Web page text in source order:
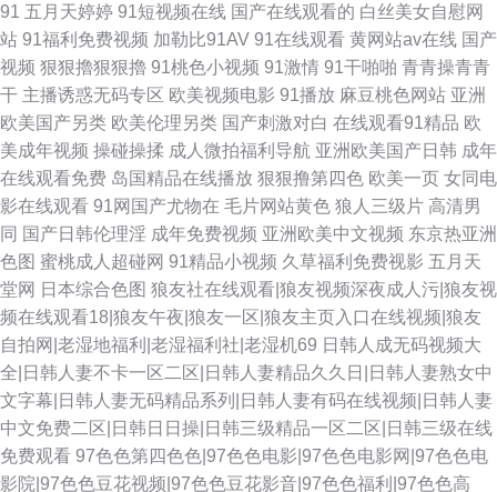
91 五月天婷婷 91短视频在线 国产在线观看的 白丝美女自慰网
站 91福利免费视频 加勒比91AV 91在线观看 黄网站av在线 国产
视频 狠狠擼狠狠擼 91桃色小视频 91激情 91干啪啪 青青操青青
干 主播诱惑无码专区 欧美视频电影 91播放 麻豆桃色网站 亚洲
欧美国产另类 欧美伦理另类 国产刺激对白 在线观看91精品 欧
美成年视频 操碰操揉 成人微拍福利导航 亚洲欧美国产日韩 成年
在线观看免费 岛国精品在线播放 狠狠撸第四色 欧美一页 女同电
影在线观看 91网国产尤物在 毛片网站黄色 狼人三级片 高清男
同 国产日韩伦理淫 成年免费视频 亚洲欧美中文视频 东京热亚洲
色图 蜜桃成人超碰网 91精品小视频 久草福利免费视影 五月天
堂网 日本综合色图 狼友社在线观看|狼友视频深夜成人污|狼友视
频在线观看18|狼友午夜|狼友一区|狼友主页入口在线视频|狼友
自拍网|老湿地福利|老湿福利社|老湿机69 日韩人成无码视频大
全|日韩人妻不卡一区二区|日韩人妻精品久久日|日韩人妻熟女中
文字幕|日韩人妻无码精品系列|日韩人妻有码在线视频|日韩人妻
中文免费二区|日韩日日操|日韩三级精品一区二区|日韩三级在线
免费观看 97色色第四色色|97色色电影|97色色电影网|97色色电
影院|97色色豆花视频|97色色豆花影音|97色色福利|97色色高